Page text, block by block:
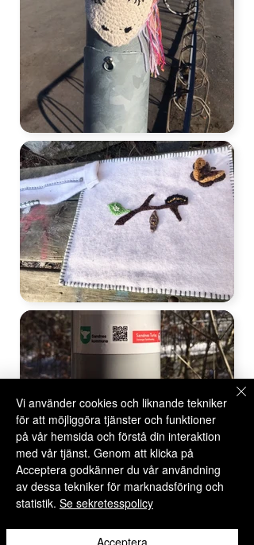
Vi använder cookies och liknande tekniker
för att möjliggöra tjänster och funktioner
på vår hemsida och förstå din interaktion
med vår tjänst. Genom att klicka på
Acceptera godkänner du vår användning
av dessa tekniker för marknadsföring och
statistik. Se sekretesspolicy
Acceptera